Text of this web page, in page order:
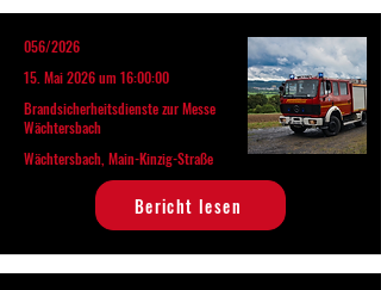
056/2026
15. Mai 2026 um 16:00:00
Brandsicherheitsdienste zur Messe
Wächtersbach
Wächtersbach, Main-Kinzig-Straße
Bericht lesen